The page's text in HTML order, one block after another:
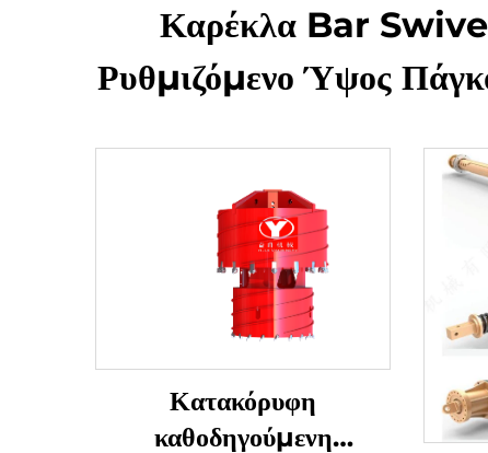
Καρέκλα Bar
Ρυθμιζόμενο Ύψος
Κατακόρυφη
καθοδηγούμενη